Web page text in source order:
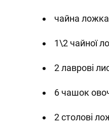
чайна
1\2 чайної
2 лаврові
6 чашок
2 столові